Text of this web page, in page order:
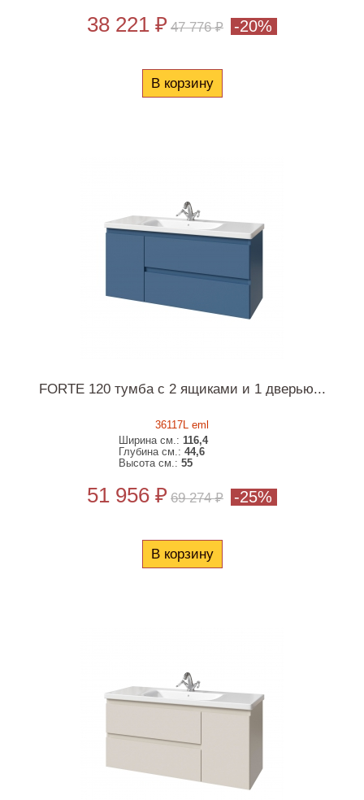
38 221 ₽ 47 776 ₽ -20%
В корзину
FORTE 120 тумба с 2 ящиками и 1 дверью...
36117L eml
Ширина см.:116,4
Глубина см.:44,6
Высота см.:55
51 956 ₽ 69 274 ₽ -25%
В корзину